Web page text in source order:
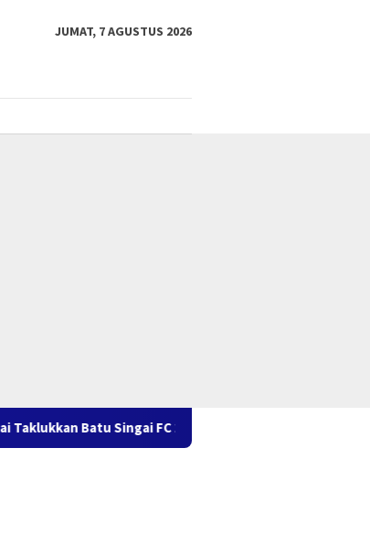
JUMAT, 7 AGUSTUS 2026
Singai FC 2-1 Mengenal Strawberry